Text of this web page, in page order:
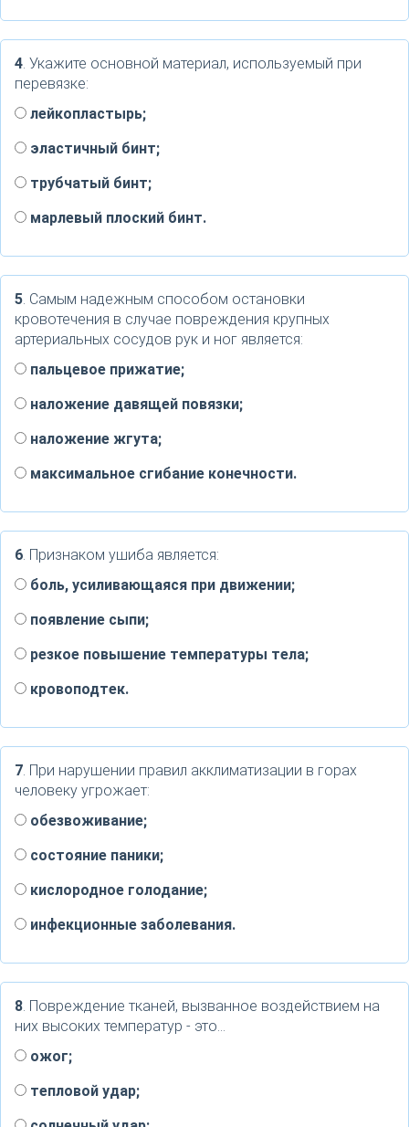
4. Укажите основной материал, используемый при
перевязке:
лейкопластырь;
эластичный бинт;
трубчатый бинт;
марлевый плоский бинт.
5. Самым надежным способом остановки
кровотечения в случае повреждения крупных
артериальных сосудов рук и ног является:
пальцевое прижатие;
наложение давящей повязки;
наложение жгута;
максимальное сгибание конечности.
6. Признаком ушиба является:
боль, усиливающаяся при движении;
появление сыпи;
резкое повышение температуры тела;
кровоподтек.
7. При нарушении правил акклиматизации в горах
человеку угрожает:
обезвоживание;
состояние паники;
кислородное голодание;
инфекционные заболевания.
8. Повреждение тканей, вызванное воздействием на
них высоких температур - это…
ожог;
тепловой удар;